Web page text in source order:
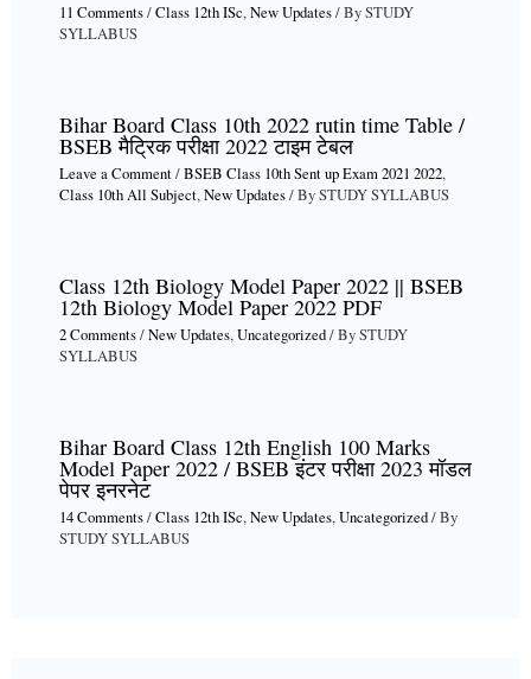
11 Comments/Class 12th ISc,New Updates/ BySTUDY
SYLLABUS
Bihar Board Class 10th 2022 rutin time Table /
BSEB मैट्रिक परीक्षा 2022 टाइम टेबल
Leave a Comment/BSEB Class 10th Sent up Exam 2021 2022,
Class 10th All Subject,New Updates/ BySTUDY SYLLABUS
Class 12th Biology Model Paper 2022 || BSEB
12th Biology Model Paper 2022 PDF
2 Comments/New Updates,Uncategorized/ BySTUDY
SYLLABUS
Bihar Board Class 12th English 100 Marks
Model Paper 2022 / BSEB इंटर परीक्षा 2023 मॉडल
पेपर इनरनेट
14 Comments/Class 12th ISc,New Updates,Uncategorized/ By
STUDY SYLLABUS